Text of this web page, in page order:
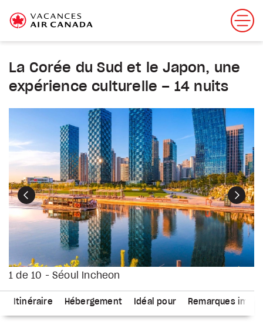
La Corée du Sud et le Japon, une
expérience culturelle – 14 nuits
1 de 10 - Séoul Incheon
Précédent
Itinéraire Hébergement Idéal pour Remarques